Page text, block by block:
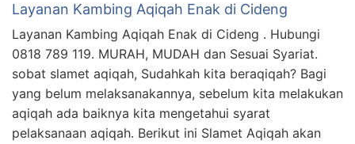
Layanan Kambing Aqiqah Enak di Cideng
Layanan Kambing Aqiqah Enak di Cideng . Hubungi
0818 789 119. MURAH, MUDAH dan Sesuai Syariat.
sobat slamet aqiqah, Sudahkah kita beraqiqah? Bagi
yang belum melaksanakannya, sebelum kita melakukan
aqiqah ada baiknya kita mengetahui syarat
pelaksanaan aqiqah. Berikut ini Slamet Aqiqah akan